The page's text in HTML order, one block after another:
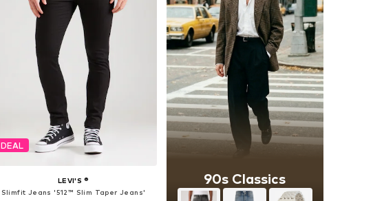
DEAL
LEVI'S ®
Slimfit Jeans '512™ Slim Taper Jeans'
90s Classics